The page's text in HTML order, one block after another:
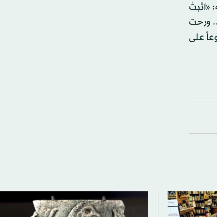
«اثبتْ
ورحت
على